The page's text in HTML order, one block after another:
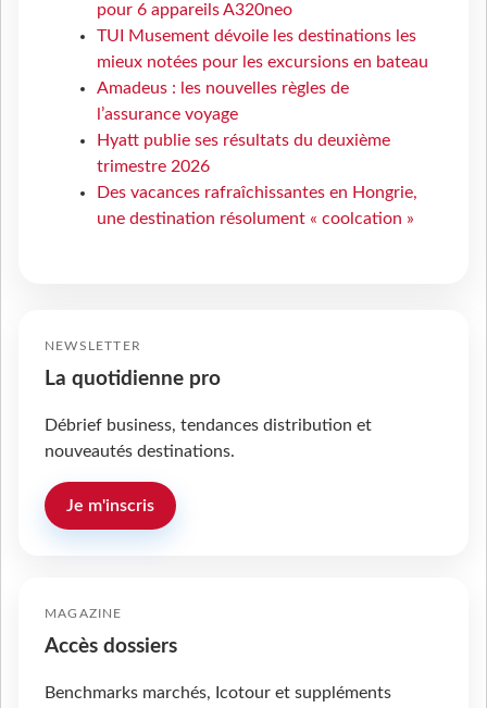
pour 6 appareils A320neo
TUI Musement dévoile les destinations les
mieux notées pour les excursions en bateau
Amadeus : les nouvelles règles de
l’assurance voyage
Hyatt publie ses résultats du deuxième
trimestre 2026
Des vacances rafraîchissantes en Hongrie,
une destination résolument « coolcation »
NEWSLETTER
La quotidienne pro
Débrief business, tendances distribution et
nouveautés destinations.
Je m'inscris
MAGAZINE
Accès dossiers
Benchmarks marchés, Icotour et suppléments